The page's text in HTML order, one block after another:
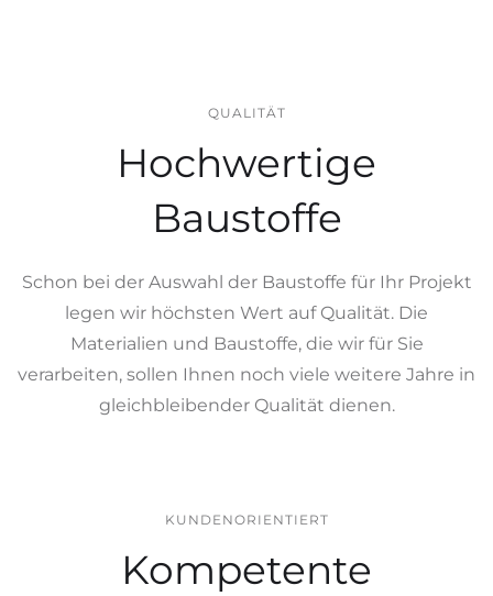
QUALITÄT
Hochwertige
Baustoffe
Schon bei der Auswahl der Baustoffe für Ihr Projekt
legen wir höchsten Wert auf Qualität. Die
Materialien und Baustoffe, die wir für Sie
verarbeiten, sollen Ihnen noch viele weitere Jahre in
gleichbleibender Qualität dienen.
KUNDENORIENTIERT
Kompetente